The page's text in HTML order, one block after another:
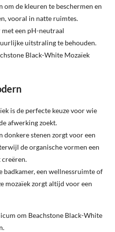
de kleuren te beschermen en
vooral in natte ruimtes.
een pH-neutraal
uitstraling te behouden.
Black-White Mozaïek
is de perfecte keuze voor wie
afwerking zoekt.
donkere stenen zorgt voor een
de organische vormen een
badkamer, een wellnessruimte of
mozaïek zorgt altijd voor een
om Beachstone Black-White